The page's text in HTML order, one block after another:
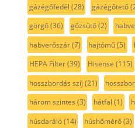
gázégőfedél (28) gázégőtető
görgő(36) gőzsütő(2)
habverőszár(7) hajtómű(5)
HEPA Filter(39) Hisense (115)
hosszbordás szíj (21)
három szintes (3) hátfal (1)
húsdaráló(14) húshőmérő(3)